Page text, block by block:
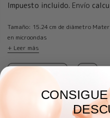
Impuesto incluido. Envío
Tamaño: 15.24 cm de diámetro
en microondas
+ Leer más